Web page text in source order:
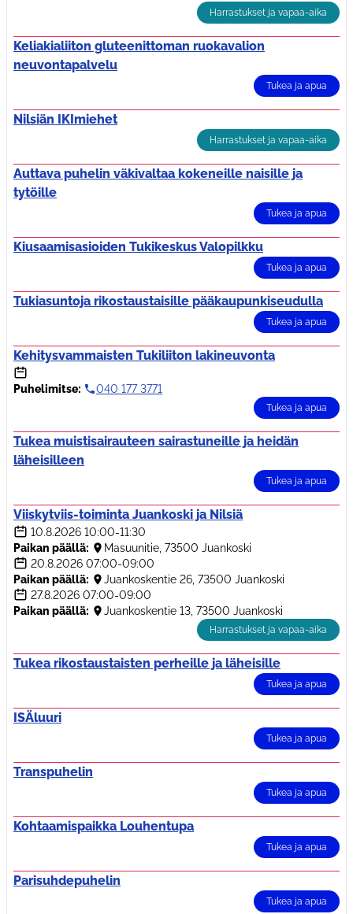
Harrastukset ja vapaa-aika
Keliakialiiton gluteenittoman ruokavalion
neuvontapalvelu
Tukea ja apua
Nilsiän IKImiehet
Harrastukset ja vapaa-aika
Auttava puhelin väkivaltaa kokeneille naisille ja
tytöille
Tukea ja apua
Kiusaamisasioiden Tukikeskus Valopilkku
Tukea ja apua
Tukiasuntoja rikostaustaisille pääkaupunkiseudulla
Tukea ja apua
Kehitysvammaisten Tukiliiton lakineuvonta
Puhelimitse: 040 177 3771
Tukea ja apua
Tukea muistisairauteen sairastuneille ja heidän
läheisilleen
Tukea ja apua
Viiskytviis-toiminta Juankoski ja Nilsiä
10.8.2026 10:00-11:30
Paikan päällä:
Masuunitie, 73500 Juankoski
20.8.2026 07:00-09:00
Paikan päällä:
Juankoskentie 26, 73500 Juankoski
27.8.2026 07:00-09:00
Paikan päällä:
Juankoskentie 13, 73500 Juankoski
Harrastukset ja vapaa-aika
Tukea rikostaustaisten perheille ja läheisille
Tukea ja apua
ISÄluuri
Tukea ja apua
Transpuhelin
Tukea ja apua
Kohtaamispaikka Louhentupa
Tukea ja apua
Parisuhdepuhelin
Tukea ja apua